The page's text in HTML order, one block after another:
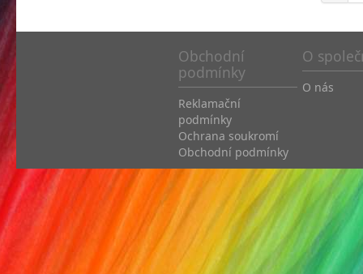
Obchodní
podmínky
Reklamační
podmínky
Ochrana soukromí
Obchodní podmínky
O
O nás